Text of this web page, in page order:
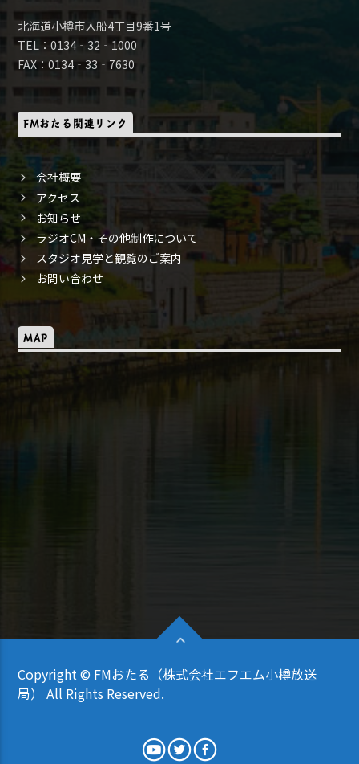
北海道小樽市入船4丁目9番1号
TEL：0134‐32‐1000
FAX：0134‐33‐7630
FMおたる関連リンク
会社概要
アクセス
お知らせ
ラジオCM・その他制作について
スタジオ見学と観覧のご案内
お問い合わせ
MAP
Copyright © FMおたる（株式会社エフエム小樽放送
局） All Rights Reserved.